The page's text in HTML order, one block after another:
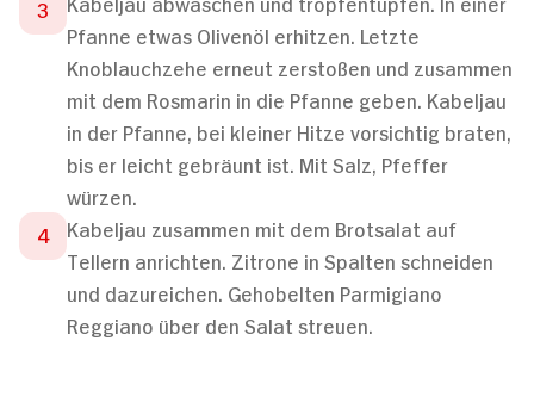
Pfanne etwas Olivenöl erhitzen. Letzte
Knoblauchzehe erneut zerstoßen und zusammen
mit dem Rosmarin in die Pfanne geben. Kabeljau
in der Pfanne, bei kleiner Hitze vorsichtig braten,
bis er leicht gebräunt ist. Mit Salz, Pfeffer
würzen.
Kabeljau zusammen mit dem Brotsalat auf
Tellern anrichten. Zitrone in Spalten schneiden
und dazureichen. Gehobelten Parmigiano
Reggiano über den Salat streuen.